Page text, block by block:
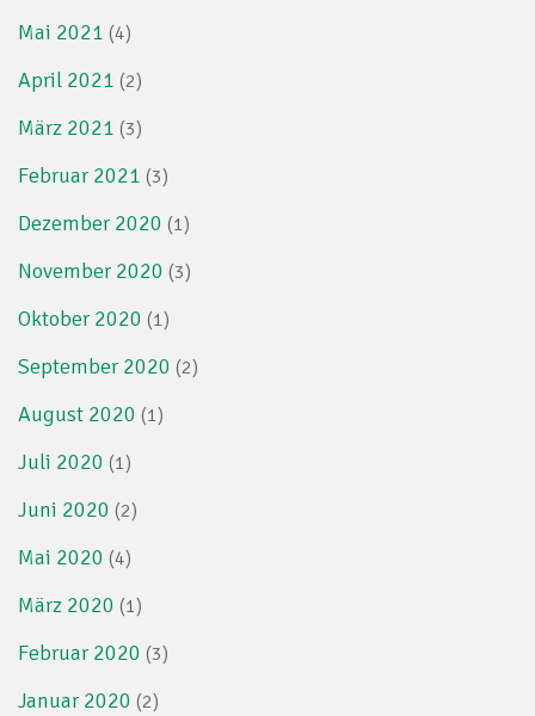
Mai 2021 (4)
April 2021 (2)
März 2021 (3)
Februar 2021 (3)
Dezember 2020 (1)
November 2020 (3)
Oktober 2020 (1)
September 2020 (2)
August 2020 (1)
Juli 2020 (1)
Juni 2020 (2)
Mai 2020 (4)
März 2020 (1)
Februar 2020 (3)
Januar 2020 (2)